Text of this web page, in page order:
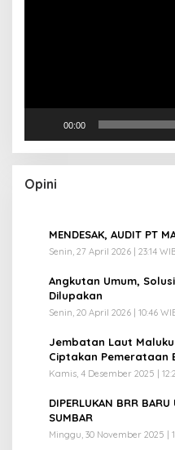
00:00
Opini
MENDESAK, AUDIT PT
Senin, 27 April 2026 | 23:14
Angkutan Umum,
Dilupakan
Senin, 20 April 2026 | 10:46
Jembatan Laut
Ciptakan Pemerataan
Kamis, 4 Desember 2025 |
DIPERLUKAN BRR
SUMBAR
Minggu, 30 November 2025 |